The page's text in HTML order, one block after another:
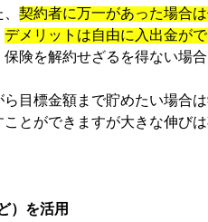
契約者に万一があった場合
デメリットは自由に入出金が
険を解約せざるを得ない場
目標金額まで貯めたい場合
とができますが大きな伸び
）を活用